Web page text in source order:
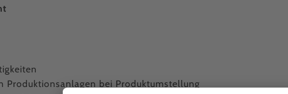
Produktionsanlagen bei Produktumstellung